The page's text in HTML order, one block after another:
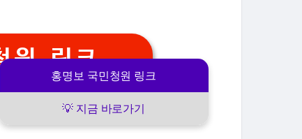
원 링크
홍명보 국민청원 링크
💡 지금 바로가기